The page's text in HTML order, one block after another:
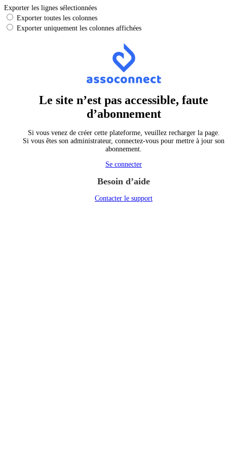
Exporter les lignes sélectionnées
Exporter toutes les colonnes
Exporter uniquement les colonnes affichées
Le site n’est pas accessible, faute
d’abonnement
Si vous venez de créer cette plateforme, veuillez recharger la page.
Si vous êtes son administrateur, connectez-vous pour mettre à jour son
abonnement.
Se connecter
Besoin d’aide
Contacter le support